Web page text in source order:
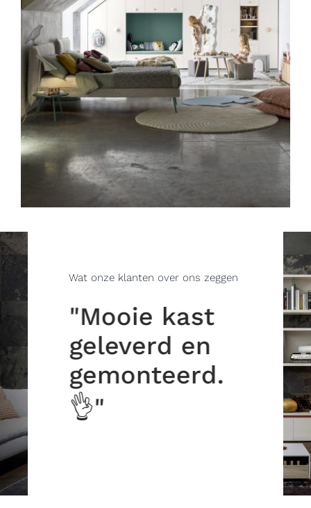
Wat onze klanten over ons zeggen
"Mooie kast
geleverd en
gemonteerd.
👌"